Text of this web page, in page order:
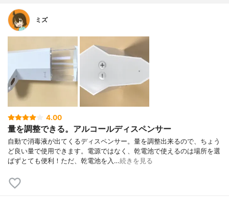
ミズ
4.00
量を調整できる。アルコールディスペンサー
自動で消毒液が出てくるディスペンサー。量を調整出来るので、ちょう
ど良い量で使用できます。電源ではなく、乾電池で使えるのは場所を選
ばずとても便利！ただ、乾電池を入…続きを見る